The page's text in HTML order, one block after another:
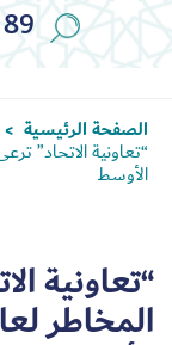
الصفحة الرئيسية >
الأوسط
“تعاونية